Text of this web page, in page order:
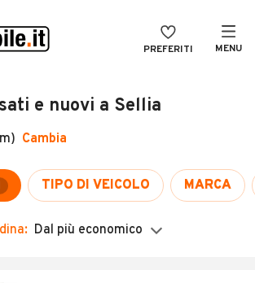
PREFERITI MENU
a lungo termine
e nuovi a Sellia
Dal più economico